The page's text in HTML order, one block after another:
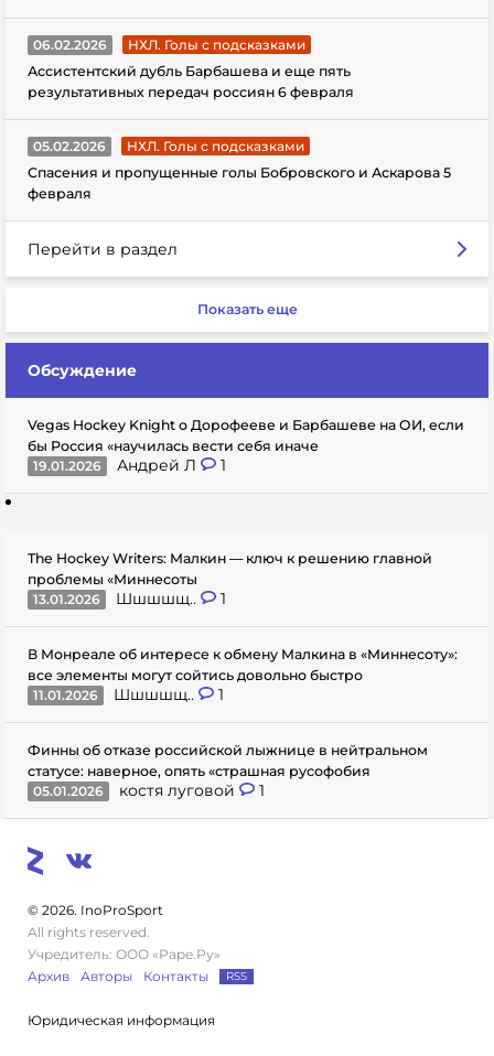
06.02.2026
НХЛ. Голы с подсказками
Ассистентский дубль Барбашева и еще пять
результативных передач россиян 6 февраля
05.02.2026
НХЛ. Голы с подсказками
Спасения и пропущенные голы Бобровского и Аскарова 5
февраля
Перейти в раздел
Показать еще
Обсуждение
Vegas Hockey Knight о Дорофееве и Барбашеве на ОИ, если
бы Россия «научилась вести себя иначе
19.01.2026
Андрей Л 1
The Hockey Writers: Малкин — ключ к решению главной
проблемы «Миннесоты
13.01.2026
Шшшшщ.. 1
В Монреале об интересе к обмену Малкина в «Миннесоту»:
все элементы могут сойтись довольно быстро
11.01.2026
Шшшшщ.. 1
Финны об отказе российской лыжнице в нейтральном
статусе: наверное, опять «страшная русофобия
05.01.2026
костя луговой 1
© 2026. InoProSport
All rights reserved.
Учредитель: ООО «Раре.Ру»
Архив
Авторы Контакты RSS
Юридическая информация